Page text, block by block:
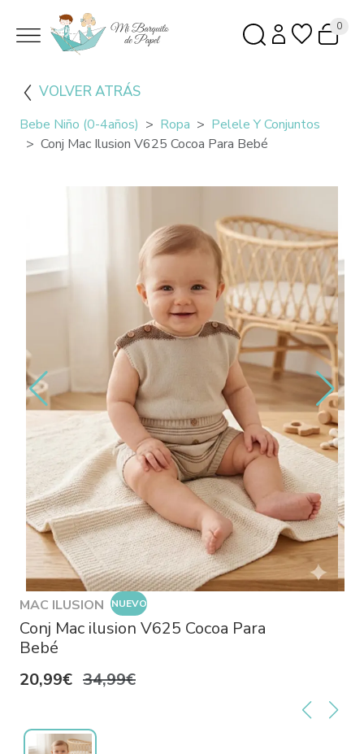
0
VOLVER ATRÁS
Bebe Niño (0-4años) Ropa
Pelele Y Conjuntos
Conj Mac Ilusion V625 Cocoa Para Bebé
MAC ILUSION NUEVO
Conj Mac ilusion V625 Cocoa Para
Bebé
20,99€ 34,99€